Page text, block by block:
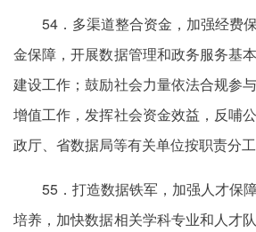
54．多渠道整合资金，加强经费
金保障，开展数据管理和政务服务基
建设工作；鼓励社会力量依法合规参
增值工作，发挥社会资金效益，反哺
政厅、省数据局等有关单位按职责分工
55．打造数据铁军，加强人才保
培养，加快数据相关学科专业和人才